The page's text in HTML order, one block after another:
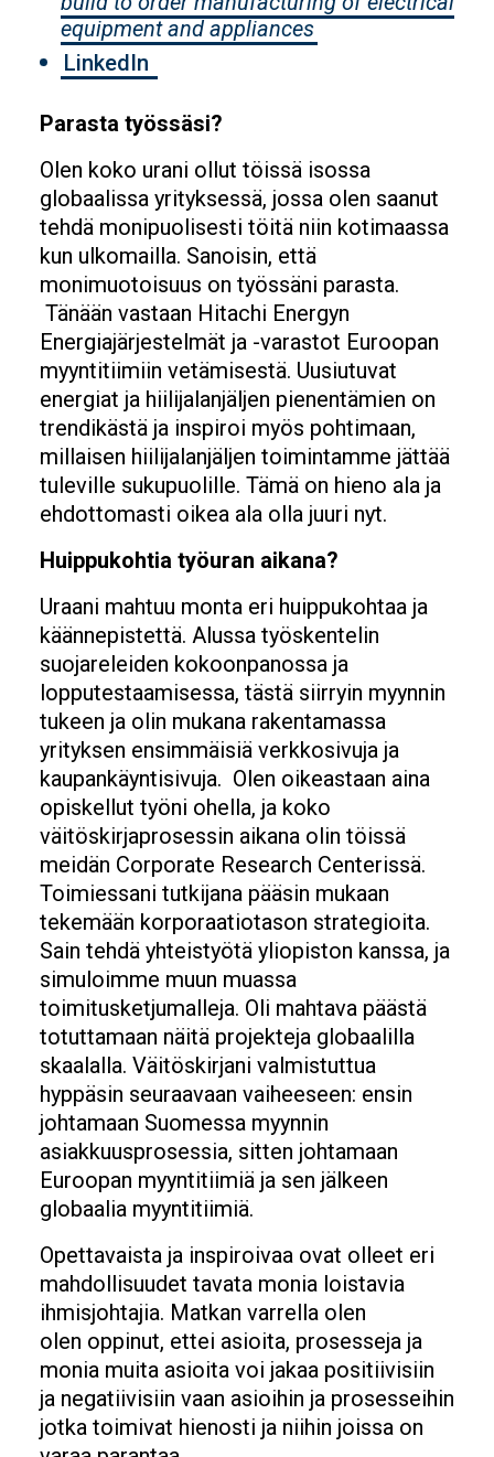
equipment and appliances
LinkedIn
Parasta työssäsi?
Olen koko urani ollut töissä isossa
globaalissa yrityksessä, jossa olen saanut
tehdä monipuolisesti töitä niin kotimaassa
kun ulkomailla. Sanoisin, että
monimuotoisuus on työssäni parasta.
Tänään vastaan Hitachi Energyn
Energiajärjestelmät ja -varastot Euroopan
myyntitiimiin vetämisestä. Uusiutuvat
energiat ja hiilijalanjäljen pienentämien on
trendikästä ja inspiroi myös pohtimaan,
millaisen hiilijalanjäljen toimintamme jättää
tuleville sukupuolille. Tämä on hieno ala ja
ehdottomasti oikea ala olla juuri nyt.
Huippukohtia työuran aikana?
Uraani mahtuu monta eri huippukohtaa ja
käännepistettä. Alussa työskentelin
suojareleiden kokoonpanossa ja
lopputestaamisessa, tästä siirryin myynnin
tukeen ja olin mukana rakentamassa
yrityksen ensimmäisiä verkkosivuja ja
kaupankäyntisivuja. Olen oikeastaan aina
opiskellut työni ohella, ja koko
väitöskirjaprosessin aikana olin töissä
meidän Corporate Research Centerissä.
Toimiessani tutkijana pääsin mukaan
tekemään korporaatiotason strategioita.
Sain tehdä yhteistyötä yliopiston kanssa, ja
simuloimme muun muassa
toimitusketjumalleja. Oli mahtava päästä
totuttamaan näitä projekteja globaalilla
skaalalla. Väitöskirjani valmistuttua
hyppäsin seuraavaan vaiheeseen: ensin
johtamaan Suomessa myynnin
asiakkuusprosessia, sitten johtamaan
Euroopan myyntitiimiä ja sen jälkeen
globaalia myyntitiimiä.
Opettavaista ja inspiroivaa ovat olleet eri
mahdollisuudet tavata monia loistavia
ihmisjohtajia. Matkan varrella olen
olen oppinut, ettei asioita, prosesseja ja
monia muita asioita voi jakaa positiivisiin
ja negatiivisiin vaan asioihin ja prosesseihin
jotka toimivat hienosti ja niihin joissa on